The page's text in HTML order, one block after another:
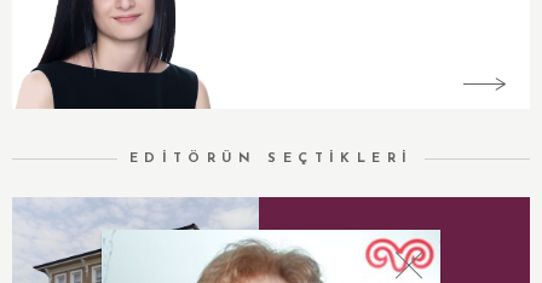
EDİTÖRÜN SEÇTİKLERİ
Vehbi Koç Vakfı